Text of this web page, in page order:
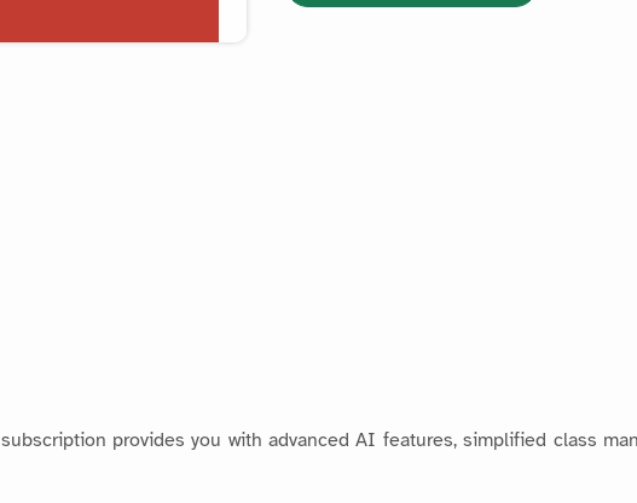
subscription provides you with advanced AI features, simplified class